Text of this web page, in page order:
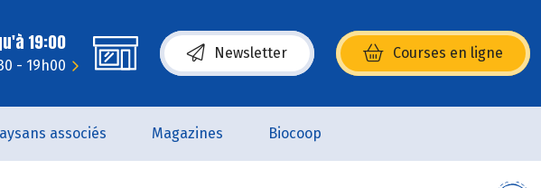
19:00
- 19h00
Newsletter Courses en ligne
(s’ouvre dans une nouvelle fenêtre)
associés Magazines Biocoop